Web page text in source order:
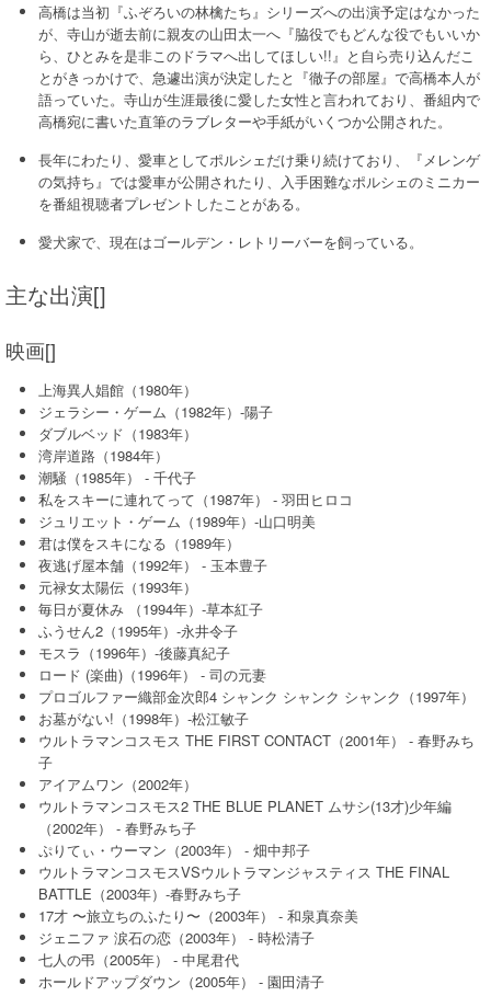
高橋は当初『ふぞろいの林檎たち』シリーズへの出演予定はなかった
が、寺山が逝去前に親友の山田太一へ『脇役でもどんな役でもいいか
ら、ひとみを是非このドラマへ出してほしい!!』と自ら売り込んだこ
とがきっかけで、急遽出演が決定したと『徹子の部屋』で高橋本人が
語っていた。寺山が生涯最後に愛した女性と言われており、番組内で
高橋宛に書いた直筆のラブレターや手紙がいくつか公開された。
長年にわたり、愛車としてポルシェだけ乗り続けており、『メレンゲ
の気持ち』では愛車が公開されたり、入手困難なポルシェのミニカー
を番組視聴者プレゼントしたことがある。
愛犬家で、現在はゴールデン・レトリーバーを飼っている。
主な出演[]
映画[]
上海異人娼館（1980年）
ジェラシー・ゲーム（1982年）-陽子
ダブルベッド（1983年）
湾岸道路（1984年）
潮騒（1985年） - 千代子
私をスキーに連れてって（1987年） - 羽田ヒロコ
ジュリエット・ゲーム（1989年）-山口明美
君は僕をスキになる（1989年）
夜逃げ屋本舗（1992年） - 玉本豊子
元禄女太陽伝（1993年）
毎日が夏休み （1994年）-草本紅子
ふうせん2（1995年）-永井令子
モスラ（1996年）-後藤真紀子
ロード (楽曲)（1996年） - 司の元妻
プロゴルファー織部金次郎4 シャンク シャンク シャンク（1997年）
お墓がない!（1998年）-松江敏子
ウルトラマンコスモス THE FIRST CONTACT（2001年） - 春野みち
子
アイアムワン（2002年）
ウルトラマンコスモス2 THE BLUE PLANET ムサシ(13才)少年編
（2002年） - 春野みち子
ぷりてぃ・ウーマン（2003年） - 畑中邦子
ウルトラマンコスモスVSウルトラマンジャスティス THE FINAL
BATTLE（2003年）-春野みち子
17才 〜旅立ちのふたり〜（2003年） - 和泉真奈美
ジェニファ 涙石の恋（2003年） - 時松清子
七人の弔（2005年） - 中尾君代
ホールドアップダウン（2005年） - 園田清子